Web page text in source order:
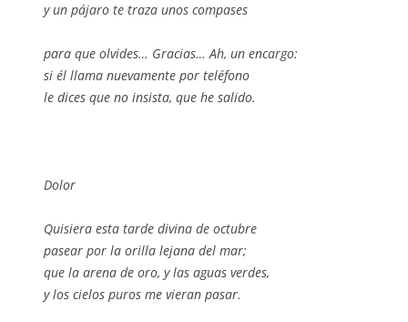
y un pájaro te traza unos compases
para que olvides… Gracias… Ah, un encargo:
si él llama nuevamente por teléfono
le dices que no insista, que he salido.
Dolor
Quisiera esta tarde divina de octubre
pasear por la orilla lejana del mar;
que la arena de oro, y las aguas verdes,
y los cielos puros me vieran pasar.